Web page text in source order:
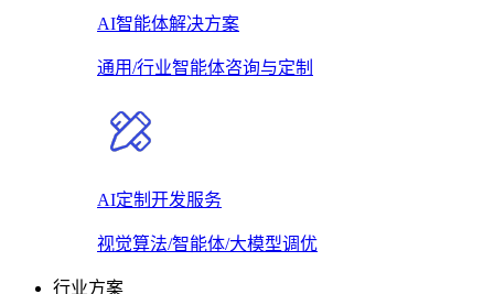
AI智能体解决方案
通用/行业智能体咨询与定制
AI定制开发服务
视觉算法/智能体/大模型调优
行业方案